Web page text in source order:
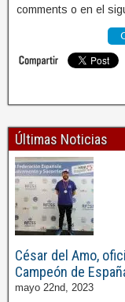
comments o en el
Últimas Noticias
César del Amo,
Campeón de
mayo 22nd, 2023